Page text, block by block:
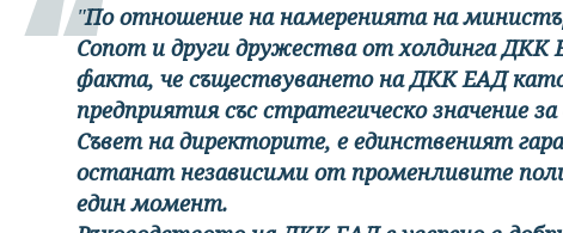
"По отношение на намеренията на
Сопот и други дружества от холдинга
факта, че съществуването на ДКК ЕАД
предприятия със стратегическо значение
Съвет на директорите, е единственият
останат независими от променливите
един момент.